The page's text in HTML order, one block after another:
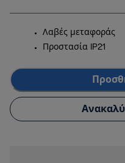
Λαβές μεταφοράς
Προστασία IP21